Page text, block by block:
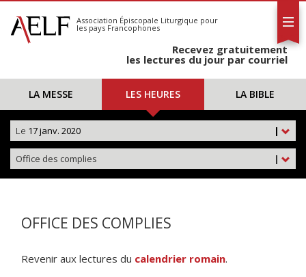
S'abonner
Calendrier
Association Épiscopale Liturgique pour
les pays Francophones
Recevez gratuitement
les lectures du jour par courriel
LA MESSE LES HEURES LA BIBLE
|
Le 17 janv. 2020
|
Office des complies
OFFICE DES COMPLIES
Revenir aux lectures du calendrier romain.